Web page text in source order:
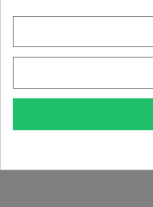
Natessance Huile